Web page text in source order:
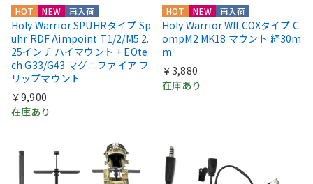
HOT NEW 再入荷
Holy Warrior SPUHRタイプ Sp
uhr RDF Aimpoint T1/2/M5 2.
25インチ ハイマウント + EOte
ch G33/G43 マグニファイア フ
リップマウント
￥9,900
在庫あり
HOT NEW 再入荷
Holy Warrior WILCOXタイプ C
ompM2 MK18 マウント 経30m
m
￥3,880
在庫あり